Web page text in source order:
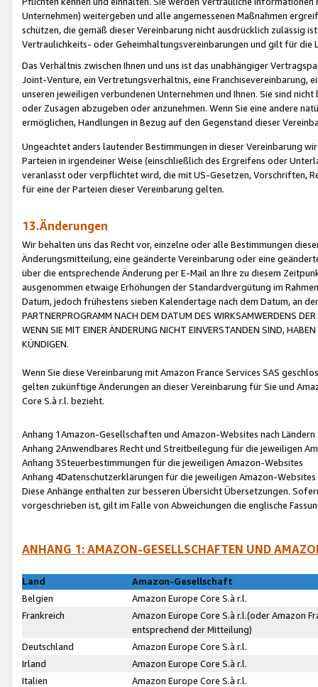
Unternehmen) weitergeben und alle angemessenen Maßnahmen
schützen, die gemäß dieser Vereinbarung nicht ausdrücklich zulässig
Vertraulichkeits- oder Geheimhaltungsvereinbarungen und gilt für die
Das Verhältnis zwischen Ihnen und uns ist das unabhängiger
Joint-Venture, ein Vertretungsverhältnis, eine Franchisevereinbarung,
unseren jeweiligen verbundenen Unternehmen und Ihnen. Sie sind
oder Zusagen abzugeben oder anzunehmen. Wenn Sie eine andere
ermöglichen, Handlungen in Bezug auf den Gegenstand dieser
Ungeachtet anders lautender Bestimmungen in dieser Vereinbarung
Parteien in irgendeiner Weise (einschließlich des Ergreifens oder
veranlasst oder verpflichtet wird, die mit US-Gesetzen, Vorschriften,
für eine der Parteien dieser Vereinbarung gelten.
13.Änderungen
Wir behalten uns das Recht vor, einzelne oder alle Bestimmungen
Änderungsmitteilung, eine geänderte Vereinbarung oder eine
über die entsprechende Änderung per E-Mail an Ihre zu diesem
ausgenommen etwaige Erhöhungen der Standardvergütung im
Datum, jedoch frühestens sieben Kalendertage nach dem Datum, an
PARTNERPROGRAMM NACH DEM DATUM DES WIRKSAMWERDENS
WENN SIE MIT EINER ÄNDERUNG NICHT EINVERSTANDEN SIND,
KÜNDIGEN.
Wenn Sie diese Vereinbarung mit Amazon France Services SAS
gelten zukünftige Änderungen an dieser Vereinbarung für Sie und
Core S.à r.l. bezieht.
Anhang 1Amazon-Gesellschaften und Amazon-Websites nach Ländern
Anhang 2Anwendbares Recht und Streitbeilegung für die jeweiligen
Anhang 3Steuerbestimmungen für die jeweiligen Amazon-Websites
Anhang 4Datenschutzerklärungen für die jeweiligen Amazon-Websites
Diese Anhänge enthalten zur besseren Übersicht Übersetzungen.
vorgeschrieben ist, gilt im Falle von Abweichungen die englische
ANHANG 1: AMAZON-GESELLSCHAFTEN UND
Land
Amazon-Gesellschaft
Belgien
Amazon Europe Core S.à r.l.
Frankreich
Amazon Europe Core S.à r.l.(oder Amazon
entsprechend der Mitteilung)
Deutschland
Amazon Europe Core S.à r.l.
Irland
Amazon Europe Core S.à r.l.
Italien
Amazon Europe Core S.à r.l.